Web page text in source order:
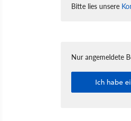
Bitte lies unsere
Nur angemeldete
Ich habe